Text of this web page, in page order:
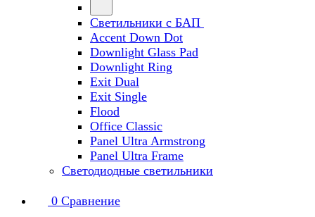
Светильники с БАП
Accent Down Dot
Downlight Glass Pad
Downlight Ring
Exit Dual
Exit Single
Flood
Office Classic
Panel Ultra Armstrong
Panel Ultra Frame
Светодиодные светильники
0 Сравнение